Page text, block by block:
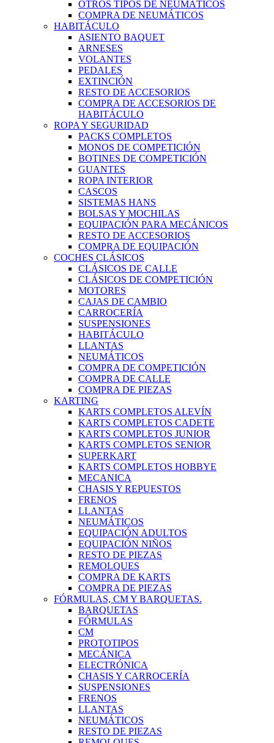
OTROS TIPOS DE NEUMÁTICOS
COMPRA DE NEUMÁTICOS
HABITÁCULO
ASIENTO BAQUET
ARNESES
VOLANTES
PEDALES
EXTINCIÓN
RESTO DE ACCESORIOS
COMPRA DE ACCESORIOS DE
HABITÁCULO
ROPA Y SEGURIDAD
PACKS COMPLETOS
MONOS DE COMPETICIÓN
BOTINES DE COMPETICIÓN
GUANTES
ROPA INTERIOR
CASCOS
SISTEMAS HANS
BOLSAS Y MOCHILAS
EQUIPACIÓN PARA MECÁNICOS
RESTO DE ACCESORIOS
COMPRA DE EQUIPACIÓN
COCHES CLÁSICOS
CLÁSICOS DE CALLE
CLÁSICOS DE COMPETICIÓN
MOTORES
CAJAS DE CAMBIO
CARROCERÍA
SUSPENSIONES
HABITÁCULO
LLANTAS
NEUMÁTICOS
COMPRA DE COMPETICIÓN
COMPRA DE CALLE
COMPRA DE PIEZAS
KARTING
KARTS COMPLETOS ALEVÍN
KARTS COMPLETOS CADETE
KARTS COMPLETOS JUNIOR
KARTS COMPLETOS SENIOR
SUPERKART
KARTS COMPLETOS HOBBYE
MECANICA
CHASIS Y REPUESTOS
FRENOS
LLANTAS
NEUMÁTICOS
EQUIPACIÓN ADULTOS
EQUIPACIÓN NIÑOS
RESTO DE PIEZAS
REMOLQUES
COMPRA DE KARTS
COMPRA DE PIEZAS
FÓRMULAS, CM Y BARQUETAS.
BARQUETAS
FÓRMULAS
CM
PROTOTIPOS
MECÁNICA
ELECTRÓNICA
CHASIS Y CARROCERÍA
SUSPENSIONES
FRENOS
LLANTAS
NEUMÁTICOS
RESTO DE PIEZAS